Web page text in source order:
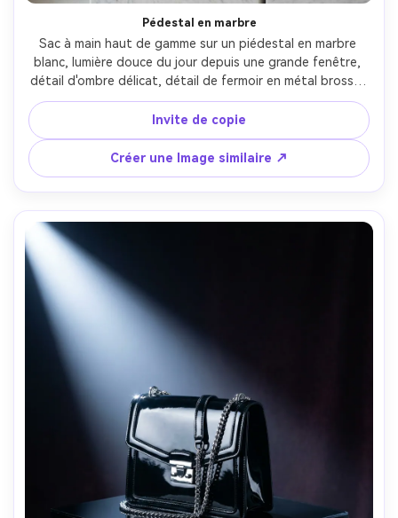
Pédestal en marbre
Sac à main haut de gamme sur un piédestal en marbre
blanc, lumière douce du jour depuis une grande fenêtre,
détail d'ombre délicat, détail de fermoir en métal brossé,
fond doucement flou comme une boutique de luxe, tiré
sur Sony A7IV avec objectif 50 mm, f/2.8, bords nets et
matériaux réalistes, tons neutres raffinés, qualité photo
de produit commercial-AR 4:5
Invite de copie
Créer une Image similaire ↗